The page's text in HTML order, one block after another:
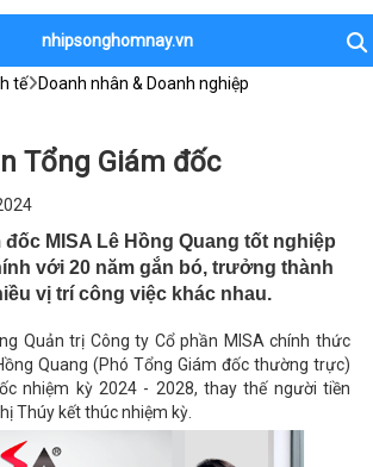
nhipsonghomnay.vn
tế Doanh nhân & Doanh nghiệp
Tổng Giám đốc
đốc MISA Lê Hồng Quang tốt nghiệp
với 20 năm gắn bó, trưởng thành
vị trí công việc khác nhau.
Quản trị Công ty Cổ phần MISA chính thức
Quang (Phó Tổng Giám đốc thường trực)
nhiệm kỳ 2024 - 2028, thay thế người tiền
Thúy kết thúc nhiệm kỳ.